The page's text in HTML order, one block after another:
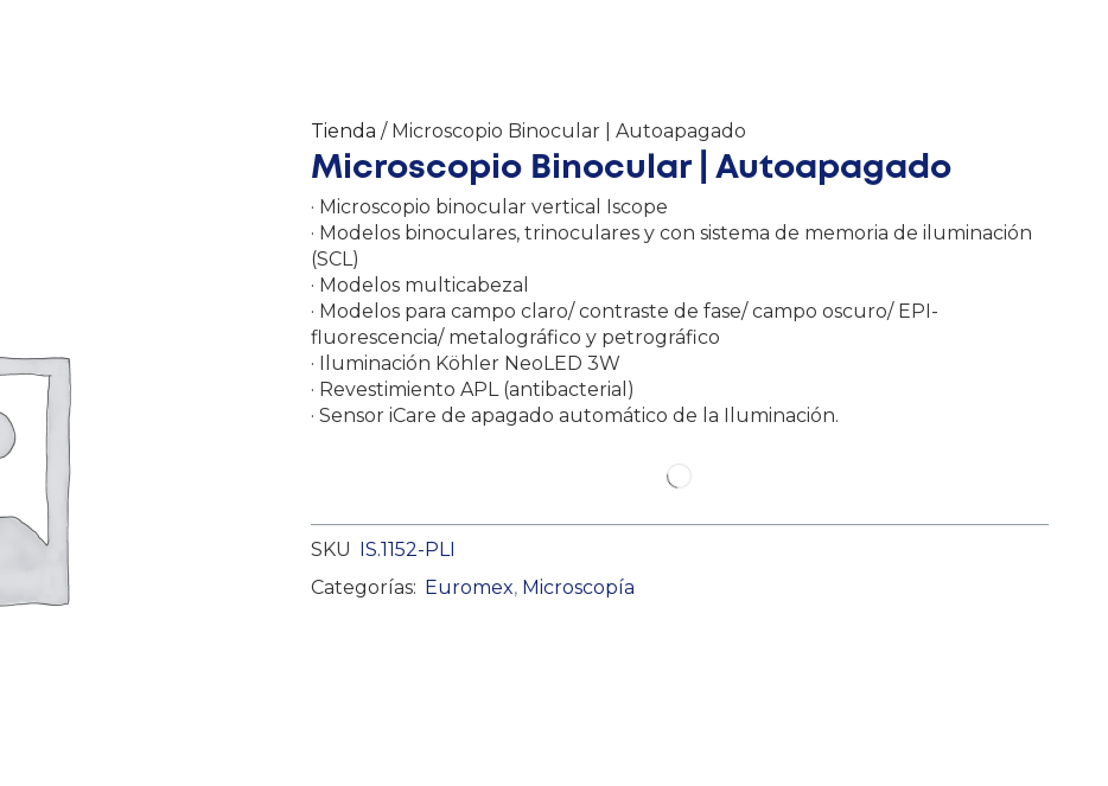
Tienda / Microscopio Binocular | Autoapagado
Microscopio Binocular | Autoapagado
· Microscopio binocular vertical Iscope
· Modelos binoculares, trinoculares y con sistema de memoria de iluminación
(SCL)
· Modelos multicabezal
· Modelos para campo claro/ contraste de fase/ campo oscuro/ EPI-
fluorescencia/ metalográfico y petrográfico
· Iluminación Köhler NeoLED 3W
· Revestimiento APL (antibacterial)
· Sensor iCare de apagado automático de la Iluminación.
SKU IS.1152-PLI
Categorías: Euromex, Microscopía